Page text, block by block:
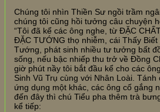
Chúng tôi nhìn Thiền Sư ngồi trầm
chúng tôi cũng hồi tưởng câu chuyện
“Tôi đã kể các ông nghe, từ ĐẶC
ĐẶC TƯỚNG thọ nhiễm, cái Thấy
Tướng, phát sinh nhiều tư tưởng bất
sống, nếu bậc nhiếp thu trở về Đồng
giờ phút nầy tôi bắt đầu kể cho các
Sinh Vũ Trụ cùng với Nhân Loài.
ứng dụng một khác, các ông cố gắng
đến đây thì chú Tiểu pha thêm trà
kể tiếp: